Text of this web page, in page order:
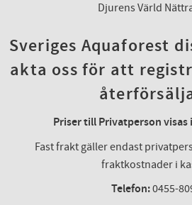
Djurens Värld
Sveriges Aquaforest
akta oss för att
Priser till Privatperson visas
Fast frakt gäller endast
fraktkostnader i
Telefon:0455-